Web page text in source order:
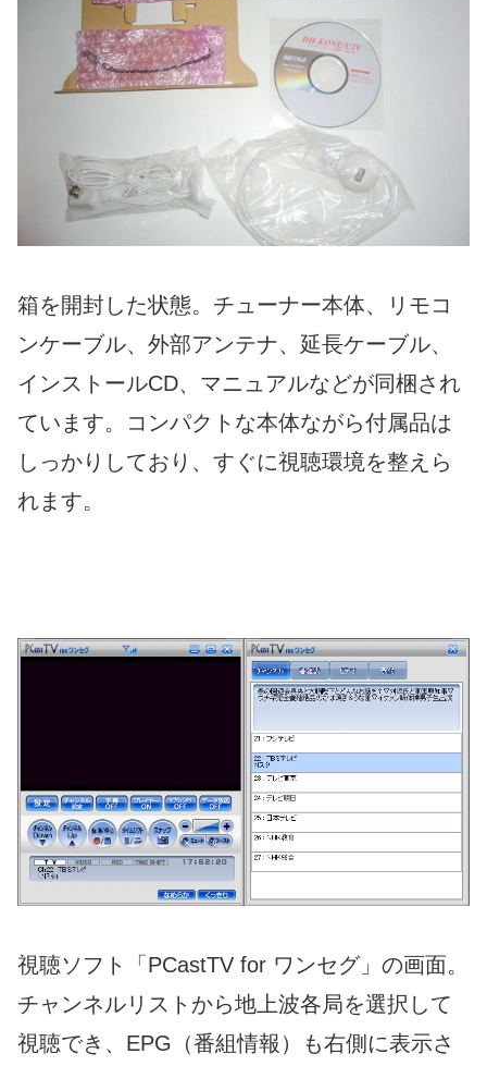
箱を開封した状態。チューナー本体、リモコ
ンケーブル、外部アンテナ、延長ケーブル、
インストールCD、マニュアルなどが同梱され
ています。コンパクトな本体ながら付属品は
しっかりしており、すぐに視聴環境を整えら
れます。
視聴ソフト「PCastTV for ワンセグ」の画面。
チャンネルリストから地上波各局を選択して
視聴でき、EPG（番組情報）も右側に表示さ